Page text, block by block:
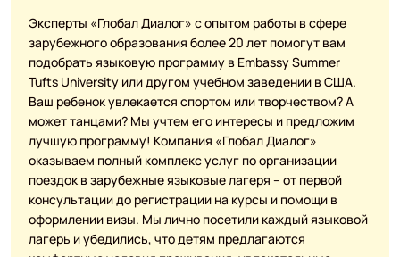
Эксперты «Глобал Диалог» с опытом работы в сфере
зарубежного образования более 20 лет помогут вам
подобрать языковую программу в Embassy Summer
Tufts University или другом учебном заведении в США.
Ваш ребенок увлекается спортом или творчеством? А
может танцами? Мы учтем его интересы и предложим
лучшую программу! Компания «Глобал Диалог»
оказываем полный комплекс услуг по организации
поездок в зарубежные языковые лагеря – от первой
консультации до регистрации на курсы и помощи в
оформлении визы. Мы лично посетили каждый языковой
лагерь и убедились, что детям предлагаются